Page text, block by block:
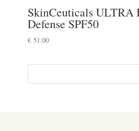
SkinCeuticals ULTRA
Defense SPF50
€51.00